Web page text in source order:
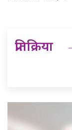
प्रतिक्रिया